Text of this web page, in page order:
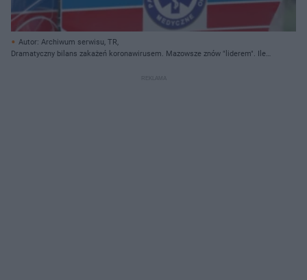
Autor: Archiwum serwisu, TR,
Dramatyczny bilans zakażeń koronawirusem. Mazowsze znów "liderem". Ile